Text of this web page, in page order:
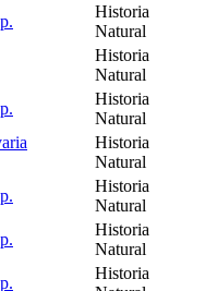
Historia
Natural
Historia
Natural
Historia
Natural
Historia
Natural
Historia
Natural
Historia
Natural
Historia